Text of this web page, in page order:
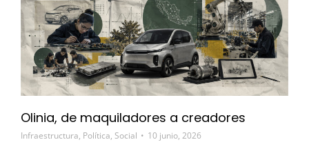
Olinia, de maquiladores a creadores
Infraestructura, Política, Social 10 junio, 2026